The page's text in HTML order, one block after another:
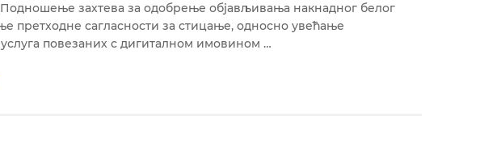
Подношење захтева за одобрење објављивања накнадног белог
претходне сагласности за стицање, односно увећање
повезаних с дигиталном имовином